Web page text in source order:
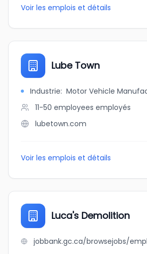
Voir les emplois et détails
Lube Town
Industrie: Motor Vehicle
11-50 employees employés
lubetown.com
Voir les emplois et détails
Luca's Demolition